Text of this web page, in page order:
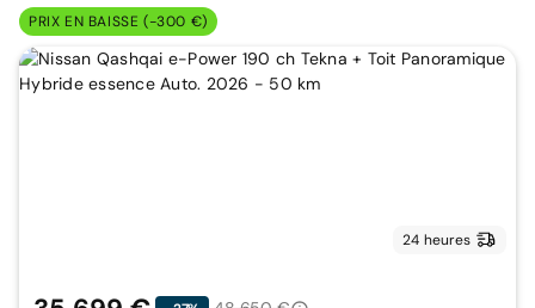
PRIX EN BAISSE (-300 €)
24 heures